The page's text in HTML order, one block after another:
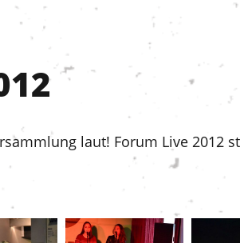
laut! Forum Live 2012